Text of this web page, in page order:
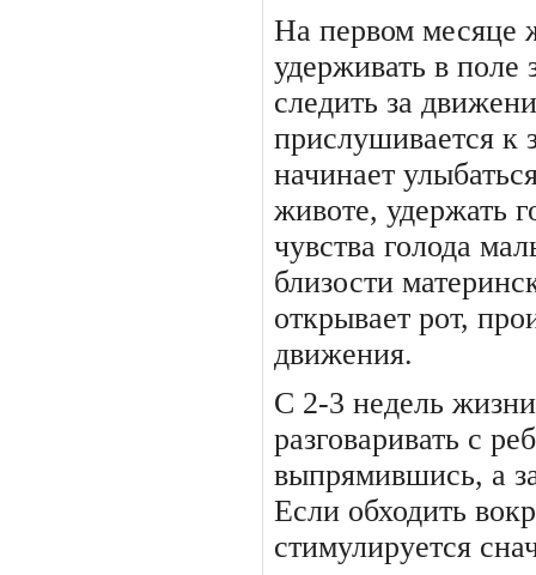
На первом
удер­живать в поле
следить за
прислушивается к
начинает
животе, удержать
чувства голода
близости
открывает рот,
движения.
С 2-3 недель
разговаривать с
выпрямившись, а
Если обходить
стимулируется